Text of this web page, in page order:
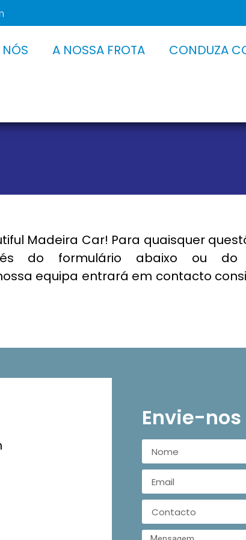
NÓS A NOSSA FROTA CONDUZA
Madeira Car! Para quaisquer
do formulário abaixo ou
equipa entrará em contacto
Envie-